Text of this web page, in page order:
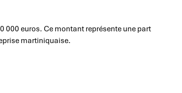
000 euros. Ce montant représente une part
martiniquaise.